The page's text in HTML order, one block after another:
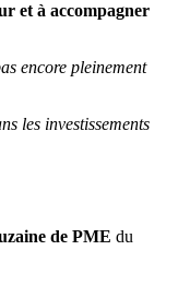
et à accompagner
encore pleinement
les investissements
de PME du